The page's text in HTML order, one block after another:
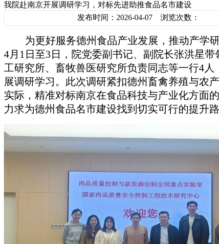
我院赴南京开展调研学习，对标先进助推食品名市建设
发布时间：2026-04-07 浏览次数：
为更好服务德州食品产业发展，推动产学
4月1日至3日，院党委副书记、副院长张洪星带
工研究所、畜牧兽医研究所负责同志等一行4人
展调研学习。此次调研紧扣德州畜禽养殖与农
实际，精准对标南京在食品科技与产业化方面
力求为德州食品名市建设找到切实可行的提升